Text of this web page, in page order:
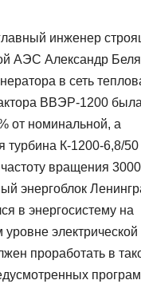
инженер
АЭС Александр
в сеть
ВВЭР-1200
от номинальной, а
турбина К-1200-6,8/
вращения
энергоблок
в энергосистему на
проработать в